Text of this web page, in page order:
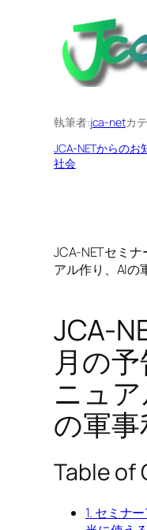
執筆者:jca-netカ
JCA-NETからのお
社会
JCA-NETセミ
アル作り、AIの
JCA-
月の
ニュ
の軍
Table of
1. セミナ